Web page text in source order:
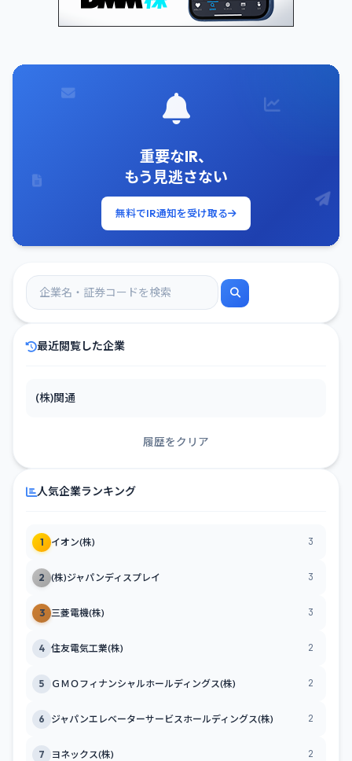
重要なIR、
もう見逃さない
無料でIR通知を受け取る
最近閲覧した企業
(株)関通
履歴をクリア
人気企業ランキング
1 イオン(株) 3
2 (株)ジャパンディスプレイ 3
3 三菱電機(株) 3
4 住友電気工業(株) 2
5 ＧＭＯフィナンシャルホールディングス(株) 2
6 ジャパンエレベーターサービスホールディングス(株) 2
7 ヨネックス(株) 2